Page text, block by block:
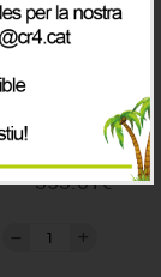
353.01€
353.01€